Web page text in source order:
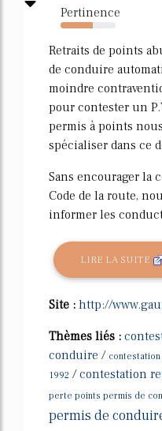
Pertinence
59%
Retraits de points
de conduire
moindre
pour contester un
permis à points
spécialiser dans ce
Sans encourager la
Code de la route,
informer les
LIRE LA SUITE
Site : http://
Thèmes liés :
conduire /
1992 /contestation
perte points permis de
permis de